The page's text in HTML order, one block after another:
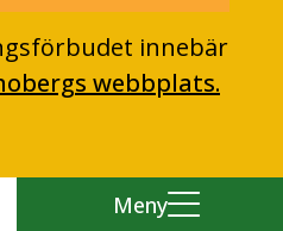
innebär
webbplats.
Meny